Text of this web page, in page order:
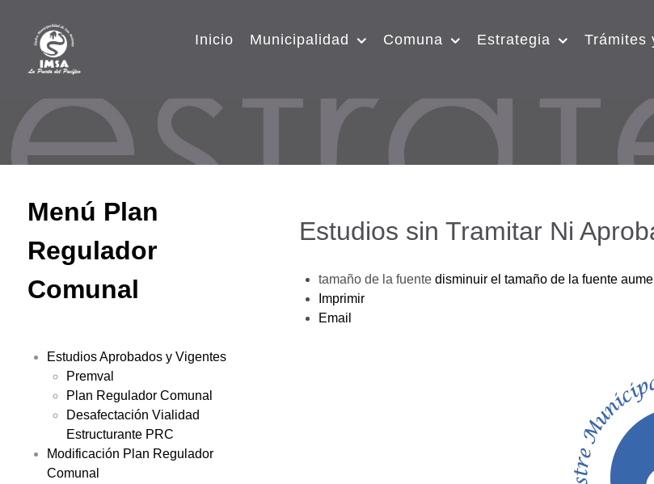
Inicio Municipalidad Comuna Estrategia
Trámites
Menú Plan
Regulador
Comunal
Estudios Aprobados y Vigentes
Premval
Plan Regulador Comunal
Desafectación Vialidad
Estructurante PRC
Modificación Plan Regulador
Comunal
Estudios sin Tramitar Ni
tamaño de la fuente disminuir el tamaño de la fuente
Imprimir
Email